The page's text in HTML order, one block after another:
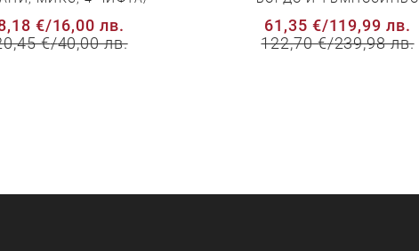
€/16,00 лв.
€/40,00 лв.
61,35 €/119,99 лв.
122,70 €/239,98 лв.